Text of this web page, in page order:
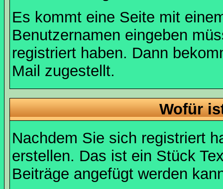
Es kommt eine Seite mit
Benutzernamen eingeben
registriert haben. Dann
Mail zugestellt.
Wofür
Nachdem Sie sich registriert
erstellen. Das ist ein Stück
Beiträge angefügt werden